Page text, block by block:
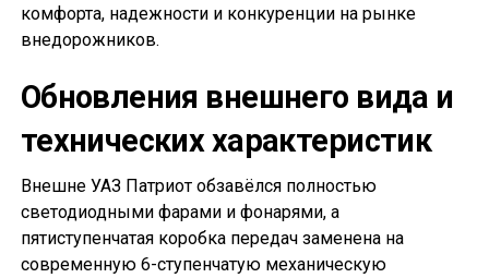
комфорта, надежности и конкуренции на рынке
внедорожников.
Обновления внешнего вида и
технических характеристик
Внешне УАЗ Патриот обзавёлся полностью
светодиодными фарами и фонарями, а
пятиступенчатая коробка передач заменена на
современную 6-ступенчатую механическую